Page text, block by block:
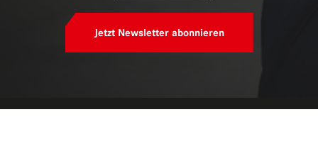
Jetzt Newsletter abonnieren